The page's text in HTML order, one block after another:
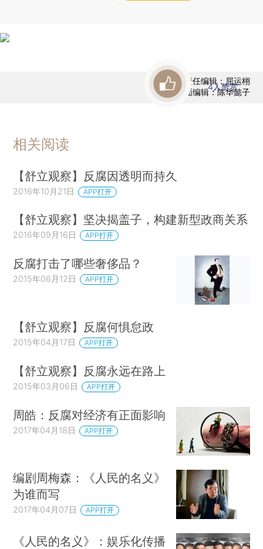
责任编辑：屈运栩
版面编辑：陈华懿子
4人赞赏
相关阅读
【舒立观察】反腐因透明而持久
2016年10月21日 APP打开
【舒立观察】坚决揭盖子，构建新型政商关系
2016年09月16日 APP打开
反腐打击了哪些奢侈品？
2015年06月12日 APP打开
【舒立观察】反腐何惧怠政
2015年04月17日 APP打开
【舒立观察】反腐永远在路上
2015年03月06日 APP打开
周皓：反腐对经济有正面影响
2017年04月18日 APP打开
编剧周梅森：《人民的名义》
为谁而写
2017年04月07日 APP打开
《人民的名义》：娱乐化传播